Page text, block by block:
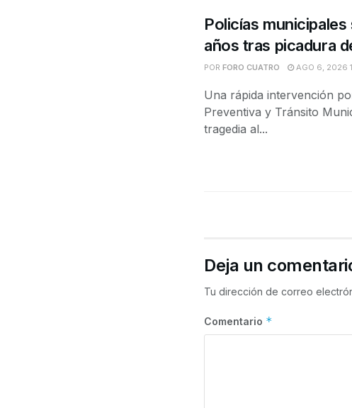
Policías municipales
años tras picadura
POR FORO CUATRO AGO 6, 2026
Una rápida intervención
Preventiva y Tránsito
tragedia al...
Deja un
Tu dirección de correo
Comentario *